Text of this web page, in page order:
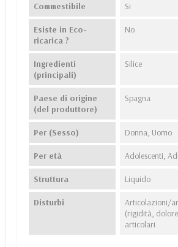
Commestibile Si
Esiste in Eco-
ricarica ?
No
Ingredienti
(principali)
Silice
Paese di origine
(del produttore)
Spagna
Per (Sesso) Donna, Uomo
Per età Adolescenti,
Struttura Liquido
Disturbi
Articolazioni/
(rigidità,
articolari